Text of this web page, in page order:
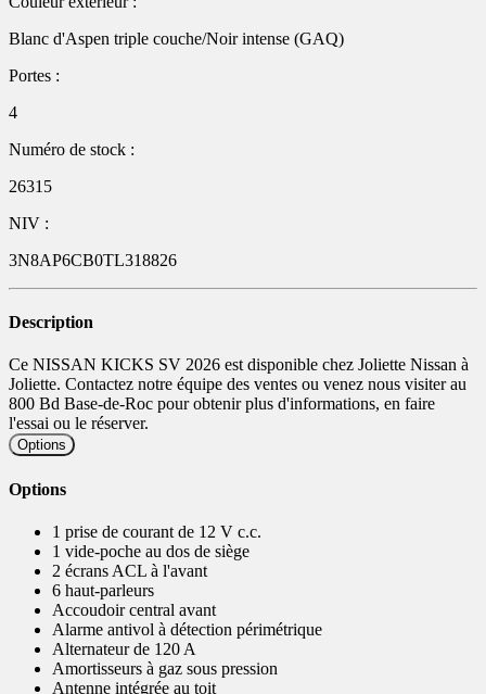
Blanc d'Aspen triple couche/Noir intense (GAQ)
Portes :
4
Numéro de stock :
26315
NIV :
3N8AP6CB0TL318826
Description
Ce NISSAN KICKS SV 2026 est disponible chez Joliette Nissan à
Joliette. Contactez notre équipe des ventes ou venez nous visiter au
800 Bd Base-de-Roc pour obtenir plus d'informations, en faire
l'essai ou le réserver.
Options
Options
1 prise de courant de 12 V c.c.
1 vide-poche au dos de siège
2 écrans ACL à l'avant
6 haut-parleurs
Accoudoir central avant
Alarme antivol à détection périmétrique
Alternateur de 120 A
Amortisseurs à gaz sous pression
Antenne intégrée au toit